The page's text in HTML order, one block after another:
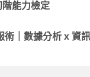
能力檢定
術｜數據分析 x 資